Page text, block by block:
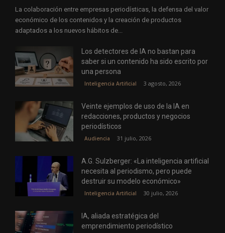
La colaboración entre empresas periodísticas, la defensa del valor
económico de los contenidos y la creación de productos
adaptados a los nuevos hábitos de...
Los detectores de IA no bastan para
saber si un contenido ha sido escrito por
una persona
Inteligencia Artificial 3 agosto, 2026
Veinte ejemplos de uso de la IA en
redacciones, productos y negocios
periodísticos
Audiencia 31 julio, 2026
A.G. Sulzberger: «La inteligencia artificial
necesita al periodismo, pero puede
destruir su modelo económico»
Inteligencia Artificial 30 julio, 2026
IA, aliada estratégica del
emprendimiento periodístico